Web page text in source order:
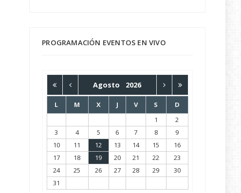
PROGRAMACIÓN EVENTOS EN VIVO
Agosto 2026
L M X J V S
D
1
2
3
4 5 6 7 8
9
10
11 12 13 14 15
16
17
18 19 20 21 22
23
24
25 26 27 28 29
30
31